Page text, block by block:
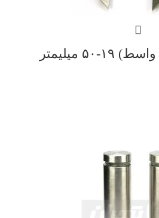
اسپیسرتابلو (پایه واسط) ۱۹-۵۰ میلیمتر